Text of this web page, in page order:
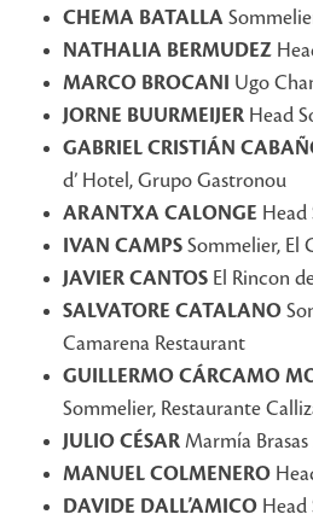
CHEMA BATALLA
NATHALIA BERMUDEZ
MARCO BROCANI
Ugo
JORNE BUURMEIJER Head
GABRIEL CRISTIÁN
d’ Hotel, Grupo Gastronou
ARANTXA CALONGE Head
IVAN CAMPS Sommelier, El
JAVIER CANTOS El Rincon
SALVATORE CATALANO
Camarena Restaurant
GUILLERMO CÁRCAMO
Sommelier, Restaurante
JULIO CÉSAR Marmía
MANUEL COLMENERO
DAVIDE DALL’AMICO Head